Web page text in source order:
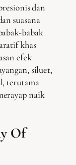
dan
suasana
babak
khas
efek
siluet,
terutama
naik
Of